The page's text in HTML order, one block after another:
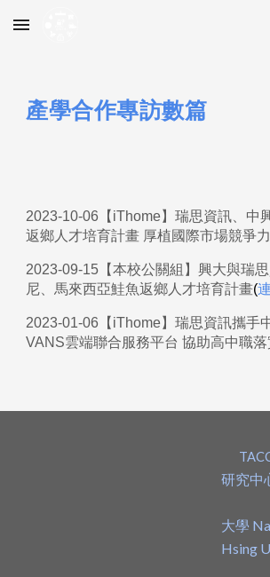
Skip to main content
產學合作專訪數篇
2023-10-06【iThome】瑞思資訊、中
返鄉人才培育計畫 厚植國際市場競爭
2023-09-15【本校公關組】興大與瑞
尼、馬來西亞鮭魚返鄉人才培育計畫(
2023-01-06【iThome】瑞思資訊攜手
VANS雲端聯合服務平台 協助高中職
研究中
大學
Hsing